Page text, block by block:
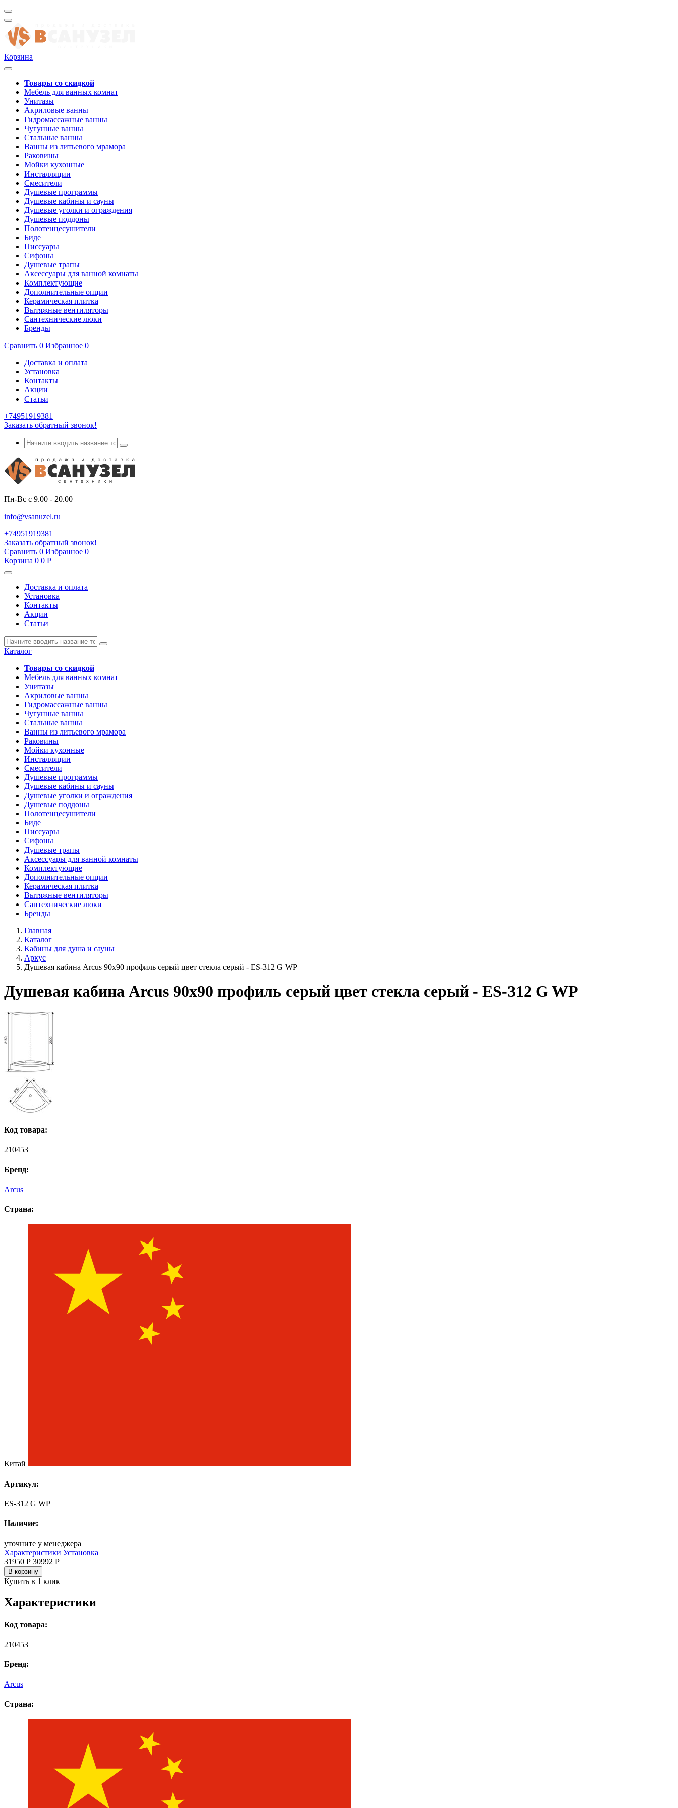
Корзина
Товары со скидкой
Мебель для ванных комнат
Унитазы
Акриловые ванны
Гидромассажные ванны
Чугунные ванны
Стальные ванны
Ванны из литьевого мрамора
Раковины
Мойки кухонные
Инсталляции
Смесители
Душевые программы
Душевые кабины и сауны
Душевые уголки и ограждения
Душевые поддоны
Полотенцесушители
Биде
Писсуары
Сифоны
Душевые трапы
Аксессуары для ванной комнаты
Комплектующие
Дополнительные опции
Керамическая плитка
Вытяжные вентиляторы
Сантехнические люки
Бренды
Сравнить 0 Избранное 0
Доставка и оплата
Установка
Контакты
Акции
Статьи
+74951919381
Заказать обратный звонок!
Пн-Вс с 9.00 - 20.00
info@vsanuzel.ru
+74951919381
Заказать обратный звонок!
Сравнить 0 Избранное 0
Корзина 0 0 Р
Доставка и оплата
Установка
Контакты
Акции
Статьи
Каталог
Товары со скидкой
Мебель для ванных комнат
Унитазы
Акриловые ванны
Гидромассажные ванны
Чугунные ванны
Стальные ванны
Ванны из литьевого мрамора
Раковины
Мойки кухонные
Инсталляции
Смесители
Душевые программы
Душевые кабины и сауны
Душевые уголки и ограждения
Душевые поддоны
Полотенцесушители
Биде
Писсуары
Сифоны
Душевые трапы
Аксессуары для ванной комнаты
Комплектующие
Дополнительные опции
Керамическая плитка
Вытяжные вентиляторы
Сантехнические люки
Бренды
Главная
Каталог
Кабины для душа и сауны
Аркус
Душевая кабина Arcus 90x90 профиль серый цвет стекла серый - ES-312 G WP
Душевая кабина Arcus 90x90 профиль серый цвет стекла серый - ES-312 G WP
Код товара:
210453
Бренд:
Arcus
Страна:
Китай
Артикул:
ES-312 G WP
Наличие:
уточните у менеджера
Характеристики Установка
31950 Р 30992 Р
В корзину
Купить в 1 клик
Характеристики
Код товара:
210453
Бренд:
Arcus
Страна: